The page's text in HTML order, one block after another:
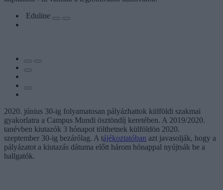
Eduline
2020. június 30-ig folyamatosan pályázhattok külföldi szakmai
gyakorlatra a Campus Mundi ösztöndíj keretében. A 2019/2020.
tanévben kiutazók 3 hónapot tölthetnek külföldön 2020.
szeptember 30-ig bezárólag. A tájékoztatóban azt javasolják, hogy a
pályázatot a kiutazás dátuma előtt három hónappal nyújtsák be a
hallgatók.